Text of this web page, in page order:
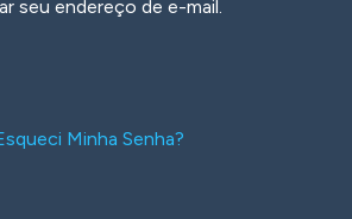
seu endereço de e-mail.
Minha Senha?